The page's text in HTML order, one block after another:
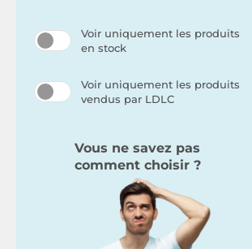
Voir uniquement les produits
en stock
Voir uniquement les produits
vendus par LDLC
Vous ne savez pas
comment choisir ?